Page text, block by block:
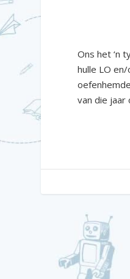
Ons het ‘n
hulle LO
van die jaar